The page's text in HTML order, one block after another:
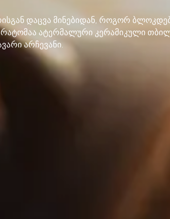
დაცვა მინებიდან, როგორ
ატერმალური კერამიკული
არჩევანი.